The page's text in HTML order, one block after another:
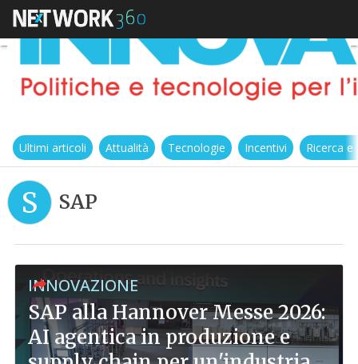
Ultimi articoli Attualità Tecnologie Incentivi Ricerca
S SAP
INNOVAZIONE
SAP alla Hannover Messe 2026:
AI agentica in produzione e